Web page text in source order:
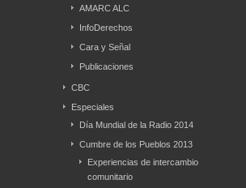
AMARC ALC
InfoDerechos
Cara y Señal
Publicaciones
CBC
Especiales
Día Mundial de la Radio 2014
Cumbre de los Pueblos 2013
Experiencias de intercambio
comunitario